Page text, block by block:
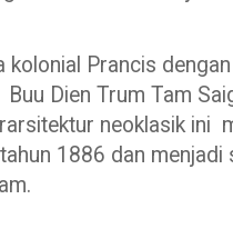
kolonial Prancis
Dien Trum Tam
neoklasik ini
1886 dan